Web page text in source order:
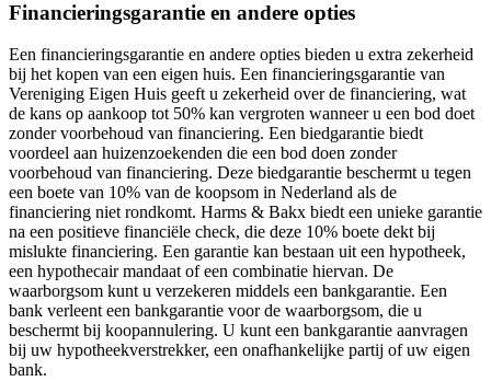
Financieringsgarantie en andere opties
Een financieringsgarantie en andere opties bieden u extra zekerheid
bij het kopen van een eigen huis. Een financieringsgarantie van
Vereniging Eigen Huis geeft u zekerheid over de financiering, wat
de kans op aankoop tot 50% kan vergroten wanneer u een bod doet
zonder voorbehoud van financiering. Een biedgarantie biedt
voordeel aan huizenzoekenden die een bod doen zonder
voorbehoud van financiering. Deze biedgarantie beschermt u tegen
een boete van 10% van de koopsom in Nederland als de
financiering niet rondkomt. Harms & Bakx biedt een unieke garantie
na een positieve financiële check, die deze 10% boete dekt bij
mislukte financiering. Een garantie kan bestaan uit een hypotheek,
een hypothecair mandaat of een combinatie hiervan. De
waarborgsom kunt u verzekeren middels een bankgarantie. Een
bank verleent een bankgarantie voor de waarborgsom, die u
beschermt bij koopannulering. U kunt een bankgarantie aanvragen
bij uw hypotheekverstrekker, een onafhankelijke partij of uw eigen
bank.